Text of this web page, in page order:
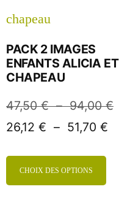
PACK 2 IMAGES
ENFANTS ALICIA ET
CHAPEAU
47,50€ – 94,00€
26,12 € – 51,70 €
CHOIX DES OPTIONS